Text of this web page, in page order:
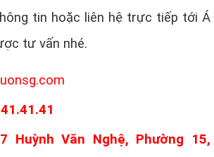
tin hoặc liên hệ trực tiếp tới Á
tư vấn nhé.
Huỳnh Văn Nghệ, Phường 15,